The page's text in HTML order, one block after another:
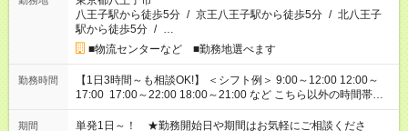
八王子駅から徒歩5分 / 京王八王子駅から徒歩5分 / 北八王子
駅から徒歩5分 / …
■物流センターなど ■勤務地選べます
勤務時間
【1日3時間～も相談OK!】 ＜シフト例＞ 9:00～12:00 12:00～
17:00 17:00～22:00 18:00～21:00 など こちら以外の時間帯も
お気軽にご相談ください！
期間
単発1日～！ ★勤務開始日や期間はお気軽にご相談くださ